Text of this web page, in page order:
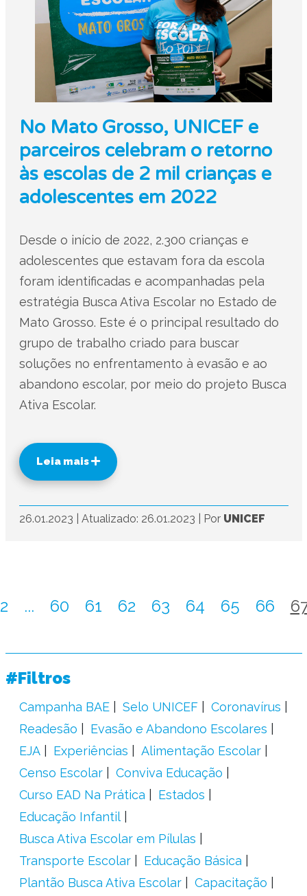
No Mato Grosso, UNICEF e
parceiros celebram o retorno
às escolas de 2 mil crianças e
adolescentes em 2022
Desde o início de 2022, 2.300 crianças e
adolescentes que estavam fora da escola
foram identificadas e acompanhadas pela
estratégia Busca Ativa Escolar no Estado de
Mato Grosso. Este é o principal resultado do
grupo de trabalho criado para buscar
soluções no enfrentamento à evasão e ao
abandono escolar, por meio do projeto Busca
Ativa Escolar.
Leia mais
26.01.2023 Atualizado: 26.01.2023 Por UNICEF
2 ... 60 61 62 63 64 65 66
#Filtros
Campanha BAE Selo UNICEF
Coronavírus
Readesão
Evasão e Abandono Escolares
EJA
Experiências
Alimentação Escolar
Censo Escolar
Conviva Educação
Curso EAD Na Prática
Estados
Educação Infantil
Busca Ativa Escolar em Pílulas
Transporte Escolar
Educação Básica
Plantão Busca Ativa Escolar
Capacitação